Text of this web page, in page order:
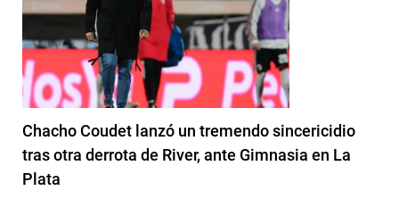
Chacho Coudet lanzó un tremendo sincericidio
tras otra derrota de River, ante Gimnasia en La
Plata